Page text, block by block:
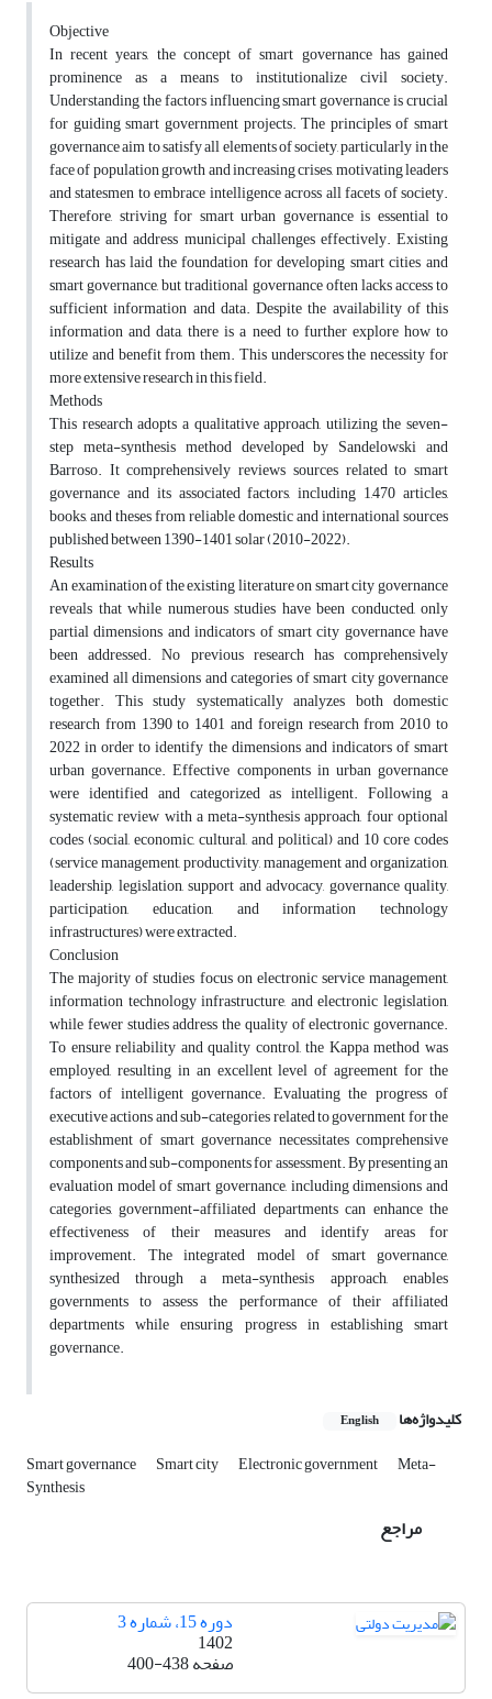
Objective
In recent years, the concept of smart governance has gained
prominence as a means to institutionalize civil society.
Understanding the factors influencing smart governance is crucial
for guiding smart government projects. The principles of smart
governance aim to satisfy all elements of society, particularly in the
face of population growth and increasing crises, motivating leaders
and statesmen to embrace intelligence across all facets of society.
Therefore, striving for smart urban governance is essential to
mitigate and address municipal challenges effectively. Existing
research has laid the foundation for developing smart cities and
smart governance, but traditional governance often lacks access to
sufficient information and data. Despite the availability of this
information and data, there is a need to further explore how to
utilize and benefit from them. This underscores the necessity for
more extensive research in this field.
Methods
This research adopts a qualitative approach, utilizing the seven-
step meta-synthesis method developed by Sandelowski and
Barroso. It comprehensively reviews sources related to smart
governance and its associated factors, including 1,470 articles,
books, and theses from reliable domestic and international sources
published between 1390-1401 solar (2010-2022).
Results
An examination of the existing literature on smart city governance
reveals that while numerous studies have been conducted, only
partial dimensions and indicators of smart city governance have
been addressed. No previous research has comprehensively
examined all dimensions and categories of smart city governance
together. This study systematically analyzes both domestic
research from 1390 to 1401 and foreign research from 2010 to
2022 in order to identify the dimensions and indicators of smart
urban governance. Effective components in urban governance
were identified and categorized as intelligent. Following a
systematic review with a meta-synthesis approach, four optional
codes (social, economic, cultural, and political) and 10 core codes
(service management, productivity, management and organization,
leadership, legislation, support and advocacy, governance quality,
participation, education, and information technology
infrastructures) were extracted.
Conclusion
The majority of studies focus on electronic service management,
information technology infrastructure, and electronic legislation,
while fewer studies address the quality of electronic governance.
To ensure reliability and quality control, the Kappa method was
employed, resulting in an excellent level of agreement for the
factors of intelligent governance. Evaluating the progress of
executive actions and sub-categories related to government for the
establishment of smart governance necessitates comprehensive
components and sub-components for assessment. By presenting an
evaluation model of smart governance, including dimensions and
categories, government-affiliated departments can enhance the
effectiveness of their measures and identify areas for
improvement. The integrated model of smart governance,
synthesized through a meta-synthesis approach, enables
governments to assess the performance of their affiliated
departments while ensuring progress in establishing smart
governance.
کلیدواژه‌ها English
Smart governance Smart city Electronic government Meta-
Synthesis
مراجع
دوره 15، شماره 3
1402
صفحه400-438